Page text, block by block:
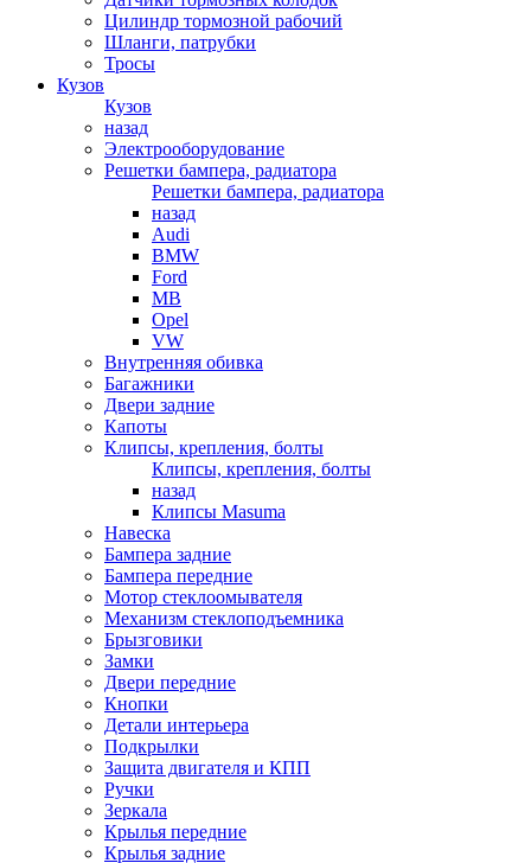
Цилиндр тормозной рабочий
Шланги, патрубки
Тросы
Кузов
Кузов
назад
Электрооборудование
Решетки бампера, радиатора
Решетки бампера, радиатора
назад
Audi
BMW
Ford
MB
Opel
VW
Внутренняя обивка
Багажники
Двери задние
Капоты
Клипсы, крепления, болты
Клипсы, крепления, болты
назад
Клипсы Masuma
Навеска
Бампера задние
Бампера передние
Мотор стеклоомывателя
Механизм стеклоподъемника
Брызговики
Замки
Двери передние
Кнопки
Детали интерьера
Подкрылки
Защита двигателя и КПП
Ручки
Зеркала
Крылья передние
Крылья задние